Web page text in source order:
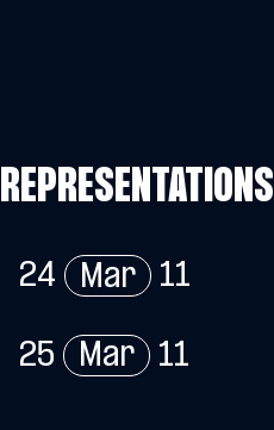
REPRESENTATIONS
24 Mar 11
25 Mar 11